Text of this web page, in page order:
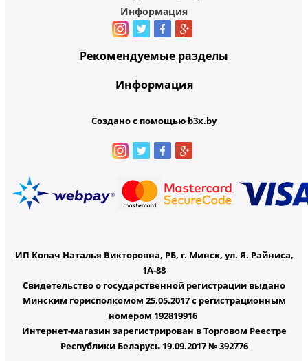
Информация
Рекомендуемые разделы
Информация
Создано с помощью b3x.by
ИП Копач Наталья Викторовна, РБ, г. Минск, ул. Я. Райниса,
1А-88
Свидетельство о государственной регистрации выдано
Минским горисполкомом 25.05.2017 с регистрационным
номером 192819916
Интернет-магазин зарегистрирован в Торговом Реестре
Республики Беларусь 19.09.2017 № 392776